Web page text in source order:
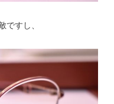
ですし、